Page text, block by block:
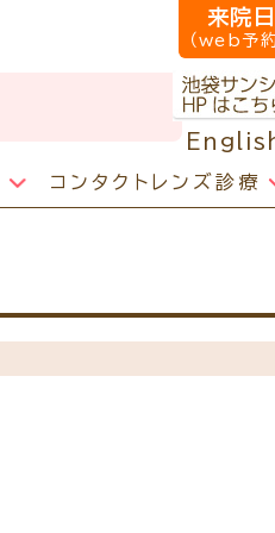
車椅子、その他
コンタクトレンズ診療
来院
（web予